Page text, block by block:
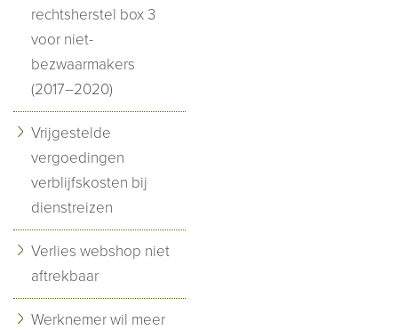
rechtsherstel box 3
voor niet-
bezwaarmakers
(2017–2020)
Vrijgestelde
vergoedingen
verblijfskosten bij
dienstreizen
Verlies webshop niet
aftrekbaar
Werknemer wil meer